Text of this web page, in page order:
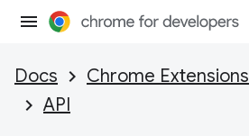
Docs Chrome Extensions
API